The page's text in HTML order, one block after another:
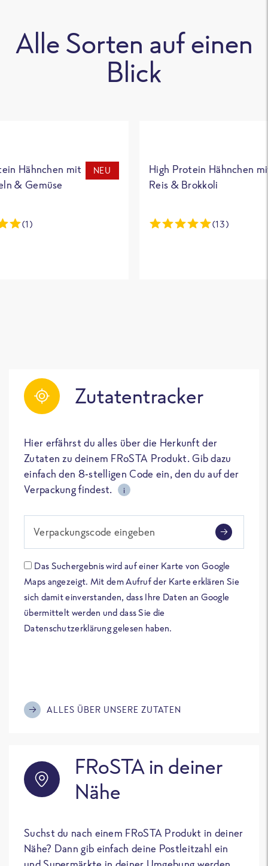
Alle Sorten auf einen
Blick
Hähnchen mit
& Gemüse
NEU
(1)
High Protein Hähnchen
Reis & Brokkoli
(13)
Zutatentracker
Hier erfährst du alles über die Herkunft der
Zutaten zu deinem FRoSTA Produkt. Gib dazu
einfach den 8-stelligen Code ein, den du auf der
Verpackung findest.
i
Verpackungscode eingeben
Das Suchergebnis wird auf einer Karte von Google
Maps angezeigt. Mit dem Aufruf der Karte erklären Sie
sich damit einverstanden, dass Ihre Daten an Google
übermittelt werden und dass Sie die
Datenschutzerklärung gelesen haben.
ALLES ÜBER UNSERE ZUTATEN
FRoSTA in deiner
Nähe
Suchst du nach einem FRoSTA Produkt in deiner
Nähe? Dann gib einfach deine Postleitzahl ein